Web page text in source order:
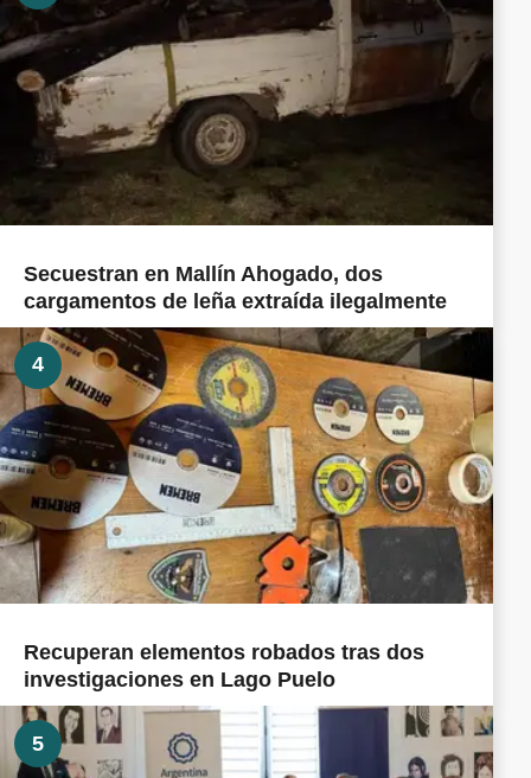
Secuestran en Mallín Ahogado, dos
cargamentos de leña extraída ilegalmente
4
Recuperan elementos robados tras dos
investigaciones en Lago Puelo
5